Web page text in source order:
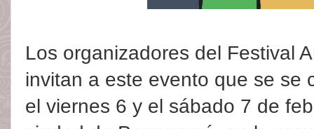
Los organizadores del Festival
invitan a este evento que se se
el viernes 6 y el sábado 7 de